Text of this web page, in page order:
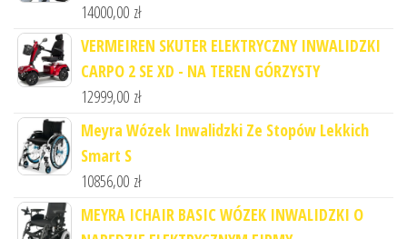
14000,00 zł
VERMEIREN SKUTER ELEKTRYCZNY INWALIDZKI
CARPO 2 SE XD - NA TEREN GÓRZYSTY
12999,00 zł
Meyra Wózek Inwalidzki Ze Stopów Lekkich
Smart S
10856,00 zł
MEYRA ICHAIR BASIC WÓZEK INWALIDZKI O